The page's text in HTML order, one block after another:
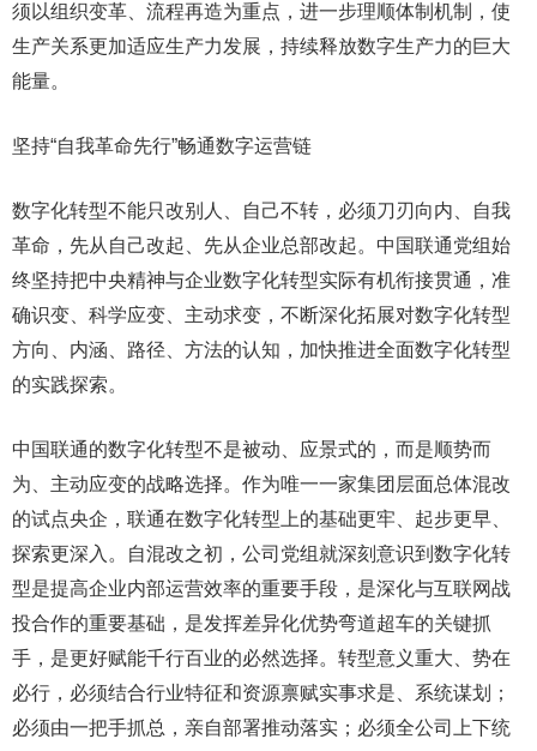
须以组织变革、流程再造为重点，进一步理顺体制机制，使
生产关系更加适应生产力发展，持续释放数字生产力的巨大
能量。
坚持“自我革命先行”畅通数字运营链
数字化转型不能只改别人、自己不转，必须刀刃向内、自我
革命，先从自己改起、先从企业总部改起。中国联通党组始
终坚持把中央精神与企业数字化转型实际有机衔接贯通，准
确识变、科学应变、主动求变，不断深化拓展对数字化转型
方向、内涵、路径、方法的认知，加快推进全面数字化转型
的实践探索。
中国联通的数字化转型不是被动、应景式的，而是顺势而
为、主动应变的战略选择。作为唯一一家集团层面总体混改
的试点央企，联通在数字化转型上的基础更牢、起步更早、
探索更深入。自混改之初，公司党组就深刻意识到数字化转
型是提高企业内部运营效率的重要手段，是深化与互联网战
投合作的重要基础，是发挥差异化优势弯道超车的关键抓
手，是更好赋能千行百业的必然选择。转型意义重大、势在
必行，必须结合行业特征和资源禀赋实事求是、系统谋划；
必须由一把手抓总，亲自部署推动落实；必须全公司上下统